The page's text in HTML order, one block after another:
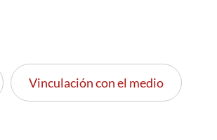
Vinculación con el medio